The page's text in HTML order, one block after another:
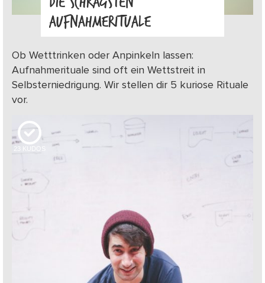
AUFNAHMERITUALE
Ob Wetttrinken oder Anpinkeln lassen:
Aufnahmerituale sind oft ein Wettstreit in
Selbsterniedrigung. Wir stellen dir 5 kuriose Rituale
vor.
23 KUDOS